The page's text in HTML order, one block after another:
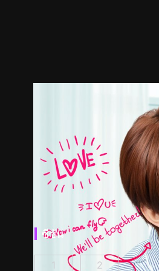
ซีซัน
ผมกลายเป็นซุป'ตาร์วาย
1 ผมกลายเป็นซุ
2